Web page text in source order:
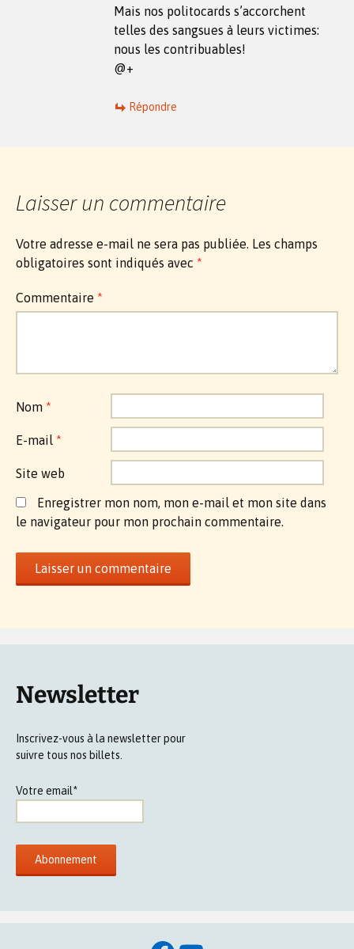
Mais nos politocards s’accorchent
telles des sangsues à leurs victimes:
nous les contribuables!
@+
Répondre
Laisser un commentaire
Votre adresse e-mail ne sera pas publiée. Les champs
obligatoires sont indiqués avec *
Commentaire *
Nom *
E-mail *
Site web
Enregistrer mon nom, mon e-mail et mon site dans
le navigateur pour mon prochain commentaire.
Newsletter
Inscrivez-vous à la newsletter pour
suivre tous nos billets.
Votre email*